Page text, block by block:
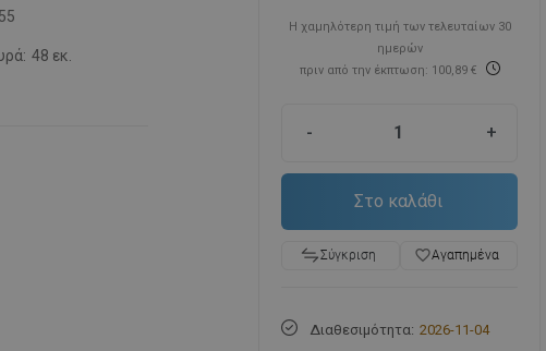
48 εκ.
Η χαμηλότερη τιμή των τελευταίων 30
ημερών
πριν από την έκπτωση: 100,89 €
- +
Στο καλάθι
Σύγκριση favorite_borderΑγαπημένα
Διαθεσιμότητα: 2026-11-04